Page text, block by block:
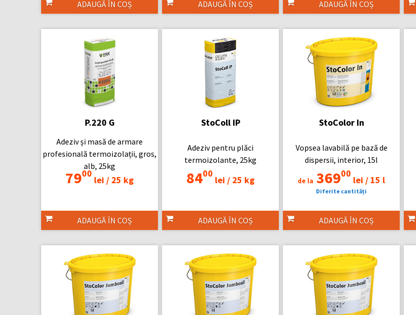
ADAUGĂ ÎN COȘ ADAUGĂ ÎN COȘ ADAUGĂ ÎN COȘ
P.220 G
Adeziv și masă de armare
profesională termoizolații, gros,
alb, 25kg
7900
lei / 25 kg
ADAUGĂ ÎN COȘ
StoColl IP
Adeziv pentru plăci
termoizolante, 25kg
8400
lei / 25 kg
ADAUGĂ ÎN COȘ
StoColor In
Vopsea lavabilă pe bază de
dispersii, interior, 15l
de la 36900
lei / 15 l
Diferite cantități
ADAUGĂ ÎN COȘ